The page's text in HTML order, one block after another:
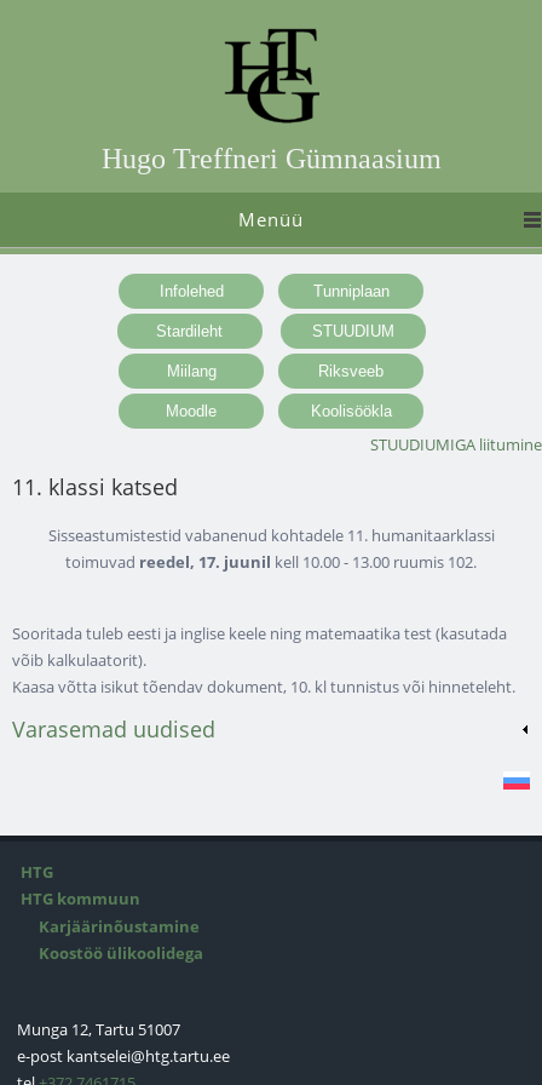
Hugo Treffneri Gümnaasium
Menüü
STUUDIUMIGA liitumine
11. klassi katsed
Sisseastumistestid vabanenud kohtadele 11. humanitaarklassi
toimuvad reedel, 17. juunil kell 10.00 - 13.00 ruumis 102.
Sooritada tuleb eesti ja inglise keele ning matemaatika test (kasutada
võib kalkulaatorit).
Kaasa võtta isikut tõendav dokument, 10. kl tunnistus või hinneteleht.
Varasemad uudised
HTG
HTG kommuun
Karjäärinõustamine
Koostöö ülikoolidega
Munga 12, Tartu 51007
e-post kantselei@htg.tartu.ee